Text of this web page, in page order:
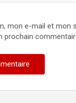
mon e-mail et mon
prochain